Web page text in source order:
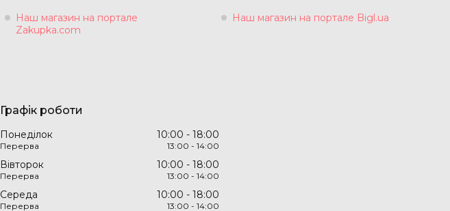
Наш магазин на портале
Zakupka.com
Наш магазин на портале Bigl.ua
Графік роботи
Понеділок 10:00 18:00
13:00 14:00
Вівторок 10:00 18:00
13:00 14:00
Середа 10:00 18:00
13:00 14:00